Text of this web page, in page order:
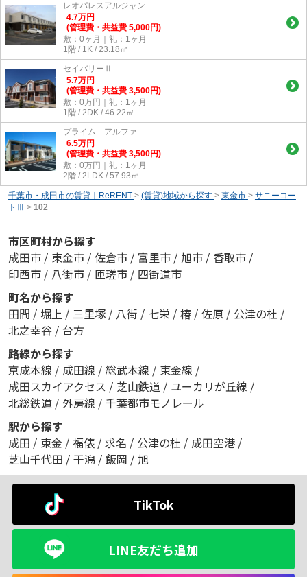
レオパレスアルジャン
4.7万円
(管理費・共益費 5,000円)
敷：0ヶ月｜礼：1ヶ月
1階 / 1K / 23.18㎡
セイバリーⅡ
5.7万円
(管理費・共益費 3,500円)
敷：0万円｜礼：1ヶ月
1階 / 2DK / 46.22㎡
プライム アルファ
6.5万円
(管理費・共益費 3,500円)
敷：0万円｜礼：1ヶ月
2階 / 2LDK / 57.93㎡
千葉市・成田市の賃貸｜ReRENT > (賃貸)地域から探す > 東金市 > サニーコー
トⅢ > 102
市区町村から探す
成田市 / 東金市 / 佐倉市 / 富里市 / 旭市 / 香取市 /
印西市 / 八街市 / 匝瑳市 / 四街道市
町名から探す
田間 / 堀上 / 三里塚 / 八街 / 七栄 / 椿 / 佐原 / 公津の杜 /
北之幸谷 / 台方
路線から探す
京成本線 / 成田線 / 総武本線 / 東金線 /
成田スカイアクセス / 芝山鉄道 / ユーカリが丘線 /
北総鉄道 / 外房線 / 千葉都市モノレール
駅から探す
成田 / 東金 / 福俵 / 求名 / 公津の杜 / 成田空港 /
芝山千代田 / 干潟 / 飯岡 / 旭
TikTok
LINE友だち追加